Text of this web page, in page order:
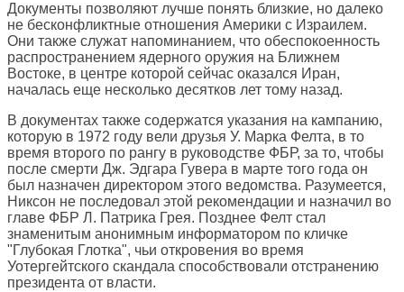
Документы позволяют лучше понять близкие, но далеко
не бесконфликтные отношения Америки с Израилем.
Они также служат напоминанием, что обеспокоенность
распространением ядерного оружия на Ближнем
Востоке, в центре которой сейчас оказался Иран,
началась еще несколько десятков лет тому назад.
В документах также содержатся указания на кампанию,
которую в 1972 году вели друзья У. Марка Фелта, в то
время второго по рангу в руководстве ФБР, за то, чтобы
после смерти Дж. Эдгара Гувера в марте того года он
был назначен директором этого ведомства. Разумеется,
Никсон не последовал этой рекомендации и назначил во
главе ФБР Л. Патрика Грея. Позднее Фелт стал
знаменитым анонимным информатором по кличке
"Глубокая Глотка", чьи откровения во время
Уотергейтского скандала способствовали отстранению
президента от власти.